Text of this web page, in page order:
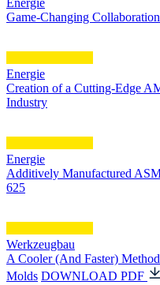
Energie
Game-Changing
Energie
Creation of a Cutting-Edge
Industry
Energie
Additively Manufactured
625
Werkzeugbau
A Cooler (And Faster)
Molds DOWNLOAD PDF